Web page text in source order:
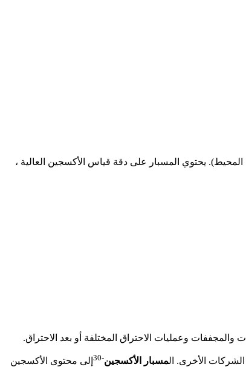
معايرتها بواسطة الهواء المحيط). يحتوي المسبار على دقة قياس الأكسجين العالية ،
وعمليات الاحتراق المختلفة أو بعد الاحتراق.
الأخرى. المسبار الأكسجين-30
إلى محتوى الأكسجين